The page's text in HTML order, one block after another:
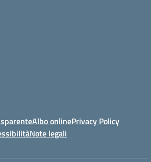
Albo onlinePrivacy Policy
Note legali